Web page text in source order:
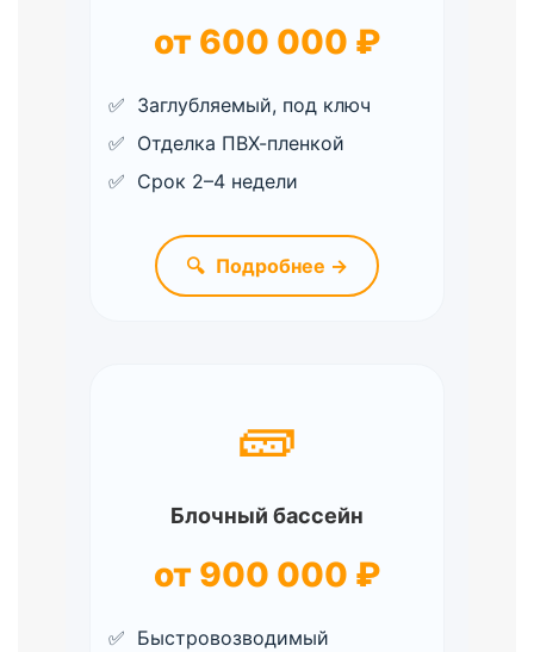
от 600 000 ₽
Заглубляемый, под ключ
Отделка ПВХ-пленкой
Срок 2–4 недели
🔍 Подробнее →
🧱
Блочный бассейн
от 900 000 ₽
Быстровозводимый